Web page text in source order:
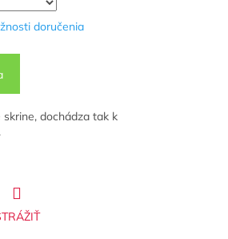
doručenia
dochádza tak k